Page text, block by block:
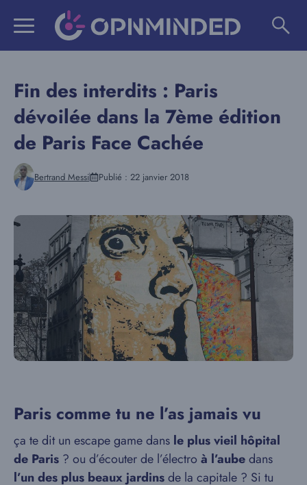
Fin des interdits : Paris
dévoilée dans la 7ème édition
de Paris Face Cachée
Bertrand Messi Publié : 22 janvier 2018
Paris comme tu ne l’as jamais vu
ça te dit un escape game dans le plus vieil hôpital
de Paris ? ou d’écouter de l’électro à l’aubedans
l’un des plus beaux jardinsde la capitale ? Si tu